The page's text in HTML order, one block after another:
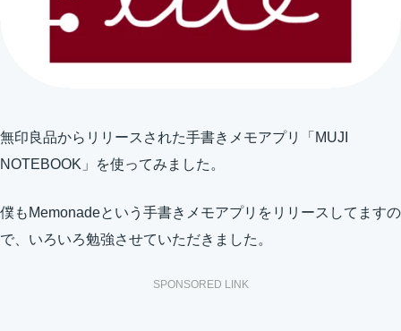
無印良品からリリースされた手書きメモアプリ「MUJI
NOTEBOOK」を使ってみました。
僕もMemonadeという手書きメモアプリをリリースしてますの
で、いろいろ勉強させていただきました。
SPONSORED LINK